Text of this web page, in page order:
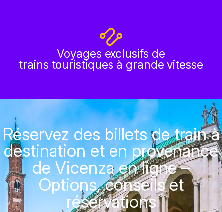
Voyages exclusifs de
trains touristiques à grande vitesse
Réservez des billets de train à
destination et en provenance
de Vicenza en ligne –
Options, conseils et
réservations